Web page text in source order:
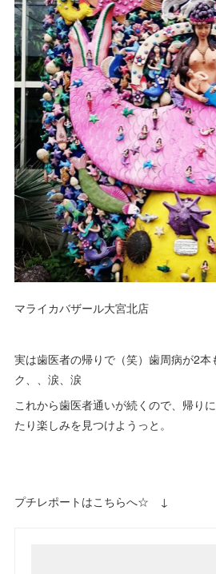
マライカバザール大宮北店
実は歯医者の帰りで（笑）歯周病が2本
ク、、涙、涙
これから歯医者通いが続くので、帰り
たり楽しみを見つけようっと。
プチレポートはこちらへ☆ ↓